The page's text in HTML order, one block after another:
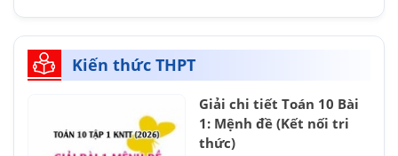
Kiến thức THPT
Giải chi tiết Toán 10 Bài
1: Mệnh đề (Kết nối tri
thức)